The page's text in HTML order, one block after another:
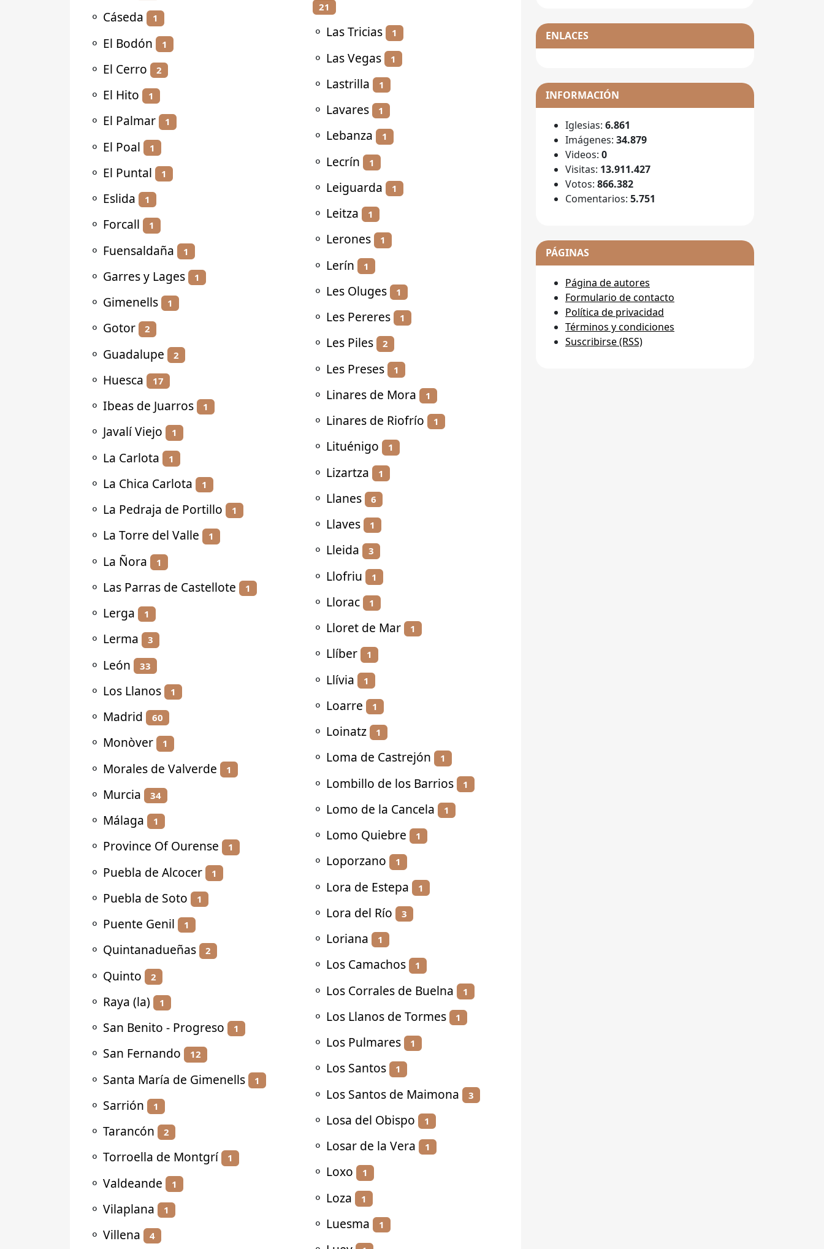
⚬ Cáseda 1
⚬ El Bodón 1
⚬ El Cerro 2
⚬ El Hito 1
⚬ El Palmar 1
⚬ El Poal 1
⚬ El Puntal 1
⚬ Eslida 1
⚬ Forcall 1
⚬ Fuensaldaña 1
⚬ Garres y Lages 1
⚬ Gimenells 1
⚬ Gotor 2
⚬ Guadalupe 2
⚬ Huesca 17
⚬ Ibeas de Juarros 1
⚬ Javalí Viejo 1
⚬ La Carlota 1
⚬ La Chica Carlota 1
⚬ La Pedraja de Portillo 1
⚬ La Torre del Valle 1
⚬ La Ñora 1
⚬ Las Parras de Castellote 1
⚬ Lerga 1
⚬ Lerma 3
⚬ León 33
⚬ Los Llanos 1
⚬ Madrid 60
⚬ Monòver 1
⚬ Morales de Valverde 1
⚬ Murcia 34
⚬ Málaga 1
⚬ Province Of Ourense 1
⚬ Puebla de Alcocer 1
⚬ Puebla de Soto 1
⚬ Puente Genil 1
⚬ Quintanadueñas 2
⚬ Quinto 2
⚬ Raya (la) 1
⚬ San Benito - Progreso 1
⚬ San Fernando 12
⚬ Santa María de Gimenells 1
⚬ Sarrión 1
⚬ Tarancón 2
⚬ Torroella de Montgrí 1
⚬ Valdeande 1
⚬ Vilaplana 1
⚬ Villena 4
21
⚬ Las Tricias 1
⚬ Las Vegas 1
⚬ Lastrilla 1
⚬ Lavares 1
⚬ Lebanza 1
⚬ Lecrín 1
⚬ Leiguarda 1
⚬ Leitza 1
⚬ Lerones 1
⚬ Lerín 1
⚬ Les Oluges 1
⚬ Les Pereres 1
⚬ Les Piles 2
⚬ Les Preses 1
⚬ Linares de Mora 1
⚬ Linares de Riofrío 1
⚬ Lituénigo 1
⚬ Lizartza 1
⚬ Llanes 6
⚬ Llaves 1
⚬ Lleida 3
⚬ Llofriu 1
⚬ Llorac 1
⚬ Lloret de Mar 1
⚬ Llíber 1
⚬ Llívia 1
⚬ Loarre 1
⚬ Loinatz 1
⚬ Loma de Castrejón 1
⚬ Lombillo de los Barrios 1
⚬ Lomo de la Cancela 1
⚬ Lomo Quiebre 1
⚬ Loporzano 1
⚬ Lora de Estepa 1
⚬ Lora del Río 3
⚬ Loriana 1
⚬ Los Camachos 1
⚬ Los Corrales de Buelna 1
⚬ Los Llanos de Tormes 1
⚬ Los Pulmares 1
⚬ Los Santos 1
⚬ Los Santos de Maimona 3
⚬ Losa del Obispo 1
⚬ Losar de la Vera 1
⚬ Loxo 1
⚬ Loza 1
⚬ Luesma 1
ENLACES
INFORMACIÓN
Iglesias: 6.861
Imágenes: 34.879
Videos: 0
Visitas: 13.911.427
Votos: 866.382
Comentarios: 5.751
PÁGINAS
Página de autores
Formulario de contacto
Política de privacidad
Términos y condiciones
Suscribirse (RSS)